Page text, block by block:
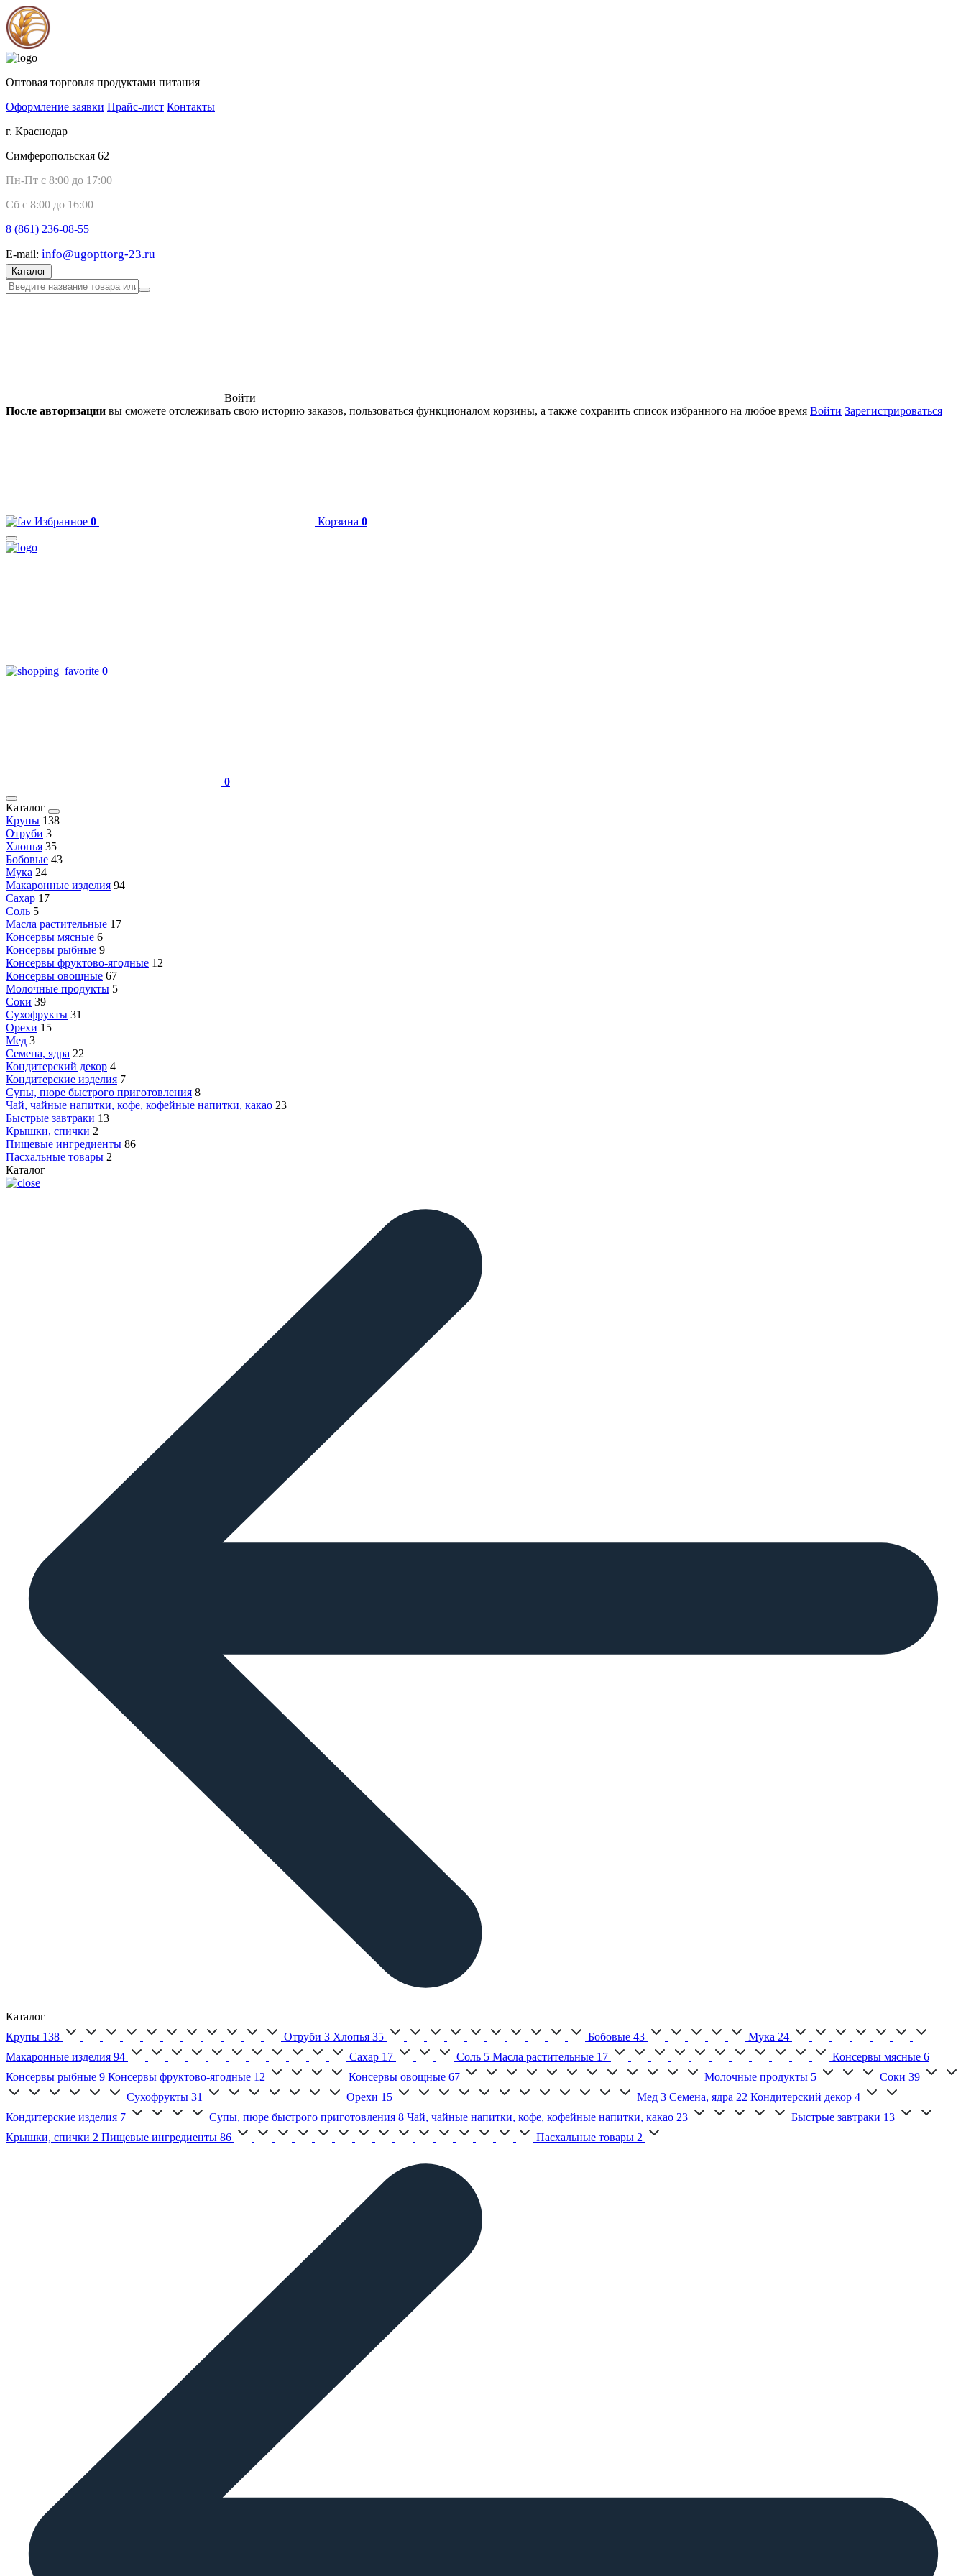
Оптовая торговля продуктами питания
Оформление заявки Прайс-лист Контакты
г. Краснодар
Симферопольская 62
Пн-Пт с 8:00 до 17:00
Сб с 8:00 до 16:00
8 (861) 236-08-55
E-mail: info@ugopttorg-23.ru
Каталог
Войти
После авторизации вы сможете отслеживать свою историю заказов, пользоваться функционалом корзины, а также сохранить список избранного на любое время Войти Зарегистрироваться
Избранное 0 Корзина 0
0
0
Каталог
Крупы 138
Отруби 3
Хлопья 35
Бобовые 43
Мука 24
Макаронные изделия 94
Сахар 17
Соль 5
Масла растительные 17
Консервы мясные 6
Консервы рыбные 9
Консервы фруктово-ягодные 12
Консервы овощные 67
Молочные продукты 5
Соки 39
Сухофрукты 31
Орехи 15
Мед 3
Семена, ядра 22
Кондитерский декор 4
Кондитерские изделия 7
Супы, пюре быстрого приготовления 8
Чай, чайные напитки, кофе, кофейные напитки, какао 23
Быстрые завтраки 13
Крышки, спички 2
Пищевые ингредиенты 86
Пасхальные товары 2
Каталог
Каталог
Крупы 138 Отруби 3 Хлопья 35 Бобовые 43 Мука 24
Макаронные изделия 94 Сахар 17 Соль 5 Масла растительные 17 Консервы мясные 6
Консервы рыбные 9 Консервы фруктово-ягодные 12 Консервы овощные 67 Молочные продукты 5 Соки 39
Сухофрукты 31 Орехи 15 Мед 3 Семена, ядра 22 Кондитерский декор 4
Кондитерские изделия 7 Супы, пюре быстрого приготовления 8 Чай, чайные напитки, кофе, кофейные напитки, какао 23 Быстрые завтраки 13
Крышки, спички 2 Пищевые ингредиенты 86 Пасхальные товары 2